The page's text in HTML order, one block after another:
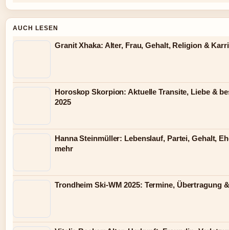
AUCH LESEN
Granit Xhaka: Alter, Frau, Gehalt, Religion &
Horoskop Skorpion: Aktuelle Transite, Liebe &
2025
Hanna Steinmüller: Lebenslauf, Partei, Gehalt,
mehr
Trondheim Ski-WM 2025: Termine, Übertragung